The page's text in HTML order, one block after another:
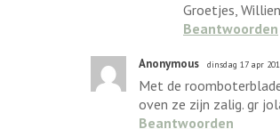
Groetjes,
Beantwoorden
Anonymous dinsdag 17 apr
Met de
oven ze zijn zalig. gr
Beantwoorden